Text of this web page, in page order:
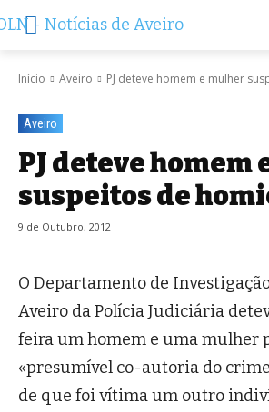
Início Aveiro PJ deteve homem e mulher
Aveiro
PJ deteve homem
suspeitos de
9 de Outubro, 2012
O Departamento de
Aveiro da Polícia Judiciária
feira um homem e uma mulher
«presumível co-autoria do
de que foi vítima um outro